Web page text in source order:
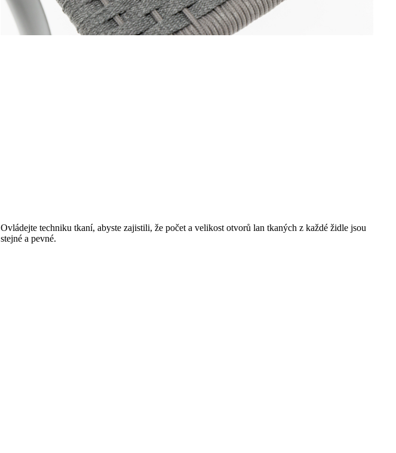
Ovládejte techniku ​​tkaní, abyste zajistili, že počet a velikost otvorů lan tkaných z každé židle jsou
stejné a pevné.